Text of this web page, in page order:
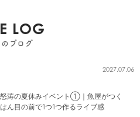
LOG
のブログ
2027.07.06
怒涛の夏休みイベント①｜魚屋がつく
ん目の前で1つ1つ作るライブ感